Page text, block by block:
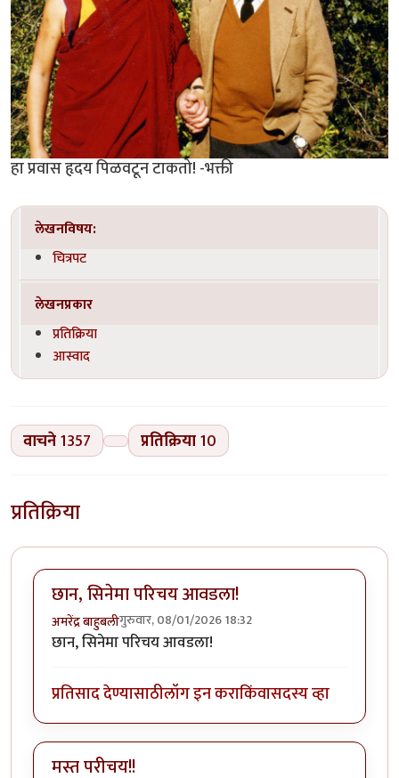
हा प्रवास हृदय पिळवटून टाकतो! -भक्ती
लेखनविषय:
चित्रपट
लेखनप्रकार
प्रतिक्रिया
आस्वाद
वाचने1357 प्रतिक्रिया10
प्रतिक्रिया
छान, सिनेमा परिचय आवडला!
अमरेंद्र बाहुबलीगुरुवार, 08/01/2026 18:32
छान, सिनेमा परिचय आवडला!
प्रतिसाद देण्यासाठीलॉग इन कराकिंवासदस्य व्हा
मस्त परीचय!!